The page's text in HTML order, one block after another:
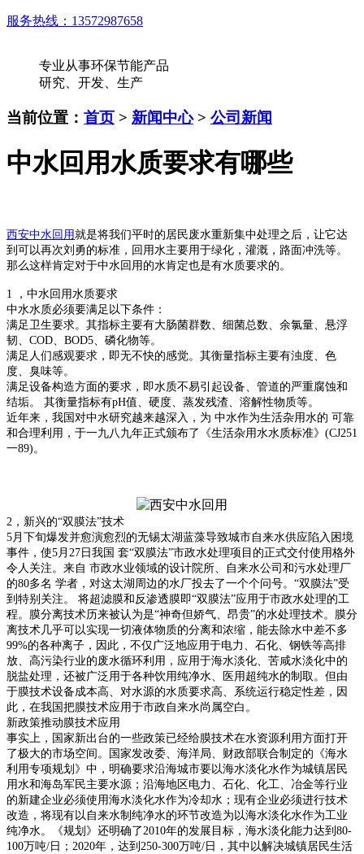
服务热线： 13572987658
专业从事环保节能产品
研究、开发、生产
当前位置： 首页 > 新闻中心> 公司新闻
中水回用水质要求有哪些
西安中水回用就是将我们平时的居民废水重新集中处理之后，让它达
到可以再次刘勇的标准，回用水主要用于绿化，灌溉，路面冲洗等。
那么这样肯定对于中水回用的水肯定也是有水质要求的。
1 ，中水回用水质要求
中水水质必须要满足以下条件：
满足卫生要求。其指标主要有大肠菌群数、细菌总数、余氯量、悬浮
韧、COD、BOD5、磷化物等。
满足人们感观要求，即无不快的感觉。其衡量指标主要有浊度、色
度、臭味等。
满足设备构造方面的要求，即水质不易引起设备、管道的严重腐蚀和
结垢。 其衡量指标有pH值、硬度、蒸发残渣、溶解性物质等。
近年来，我国对中水研究越来越深入，为 中水作为生活杂用水的 可靠
和合理利用，于一九八九年正式颁布了《生活杂用水水质标准》(CJ251
一89)。
2，新兴的“双膜法”技术
5月下旬爆发并愈演愈烈的无锡太湖蓝藻导致城市自来水供应陷入困境
事件，使5月27日我国 套“双膜法”市政水处理项目的正式交付使用格外
令人关注。来自 市政水业领域的设计院所、自来水公司和污水处理厂
的80多名 学者，对这太湖周边的水厂投去了一个个问号。“双膜法”受
到特别关注。 将超滤膜和反渗透膜即“双膜法”应用于市政水处理的工
程。膜分离技术历来被认为是“神奇但娇气、昂贵”的水处理技术。膜分
离技术几乎可以实现一切液体物质的分离和浓缩，能去除水中差不多
99%的各种离子，因此，不仅广泛地应用于电力、石化、钢铁等高排
放、高污染行业的废水循环利用，应用于海水淡化、苦咸水淡化中的
脱盐处理，还被广泛用于各种饮用纯净水、医用超纯水的制取。但由
于膜技术设备成本高、对水源的水质要求高、系统运行稳定性差，因
此，在我国把膜技术应用于市政自来水尚属空白。
新政策推动膜技术应用
事实上，国家新出台的一些政策已经给膜技术在水资源利用方面打开
了极大的市场空间。国家发改委、海洋局、财政部联合制定的《海水
利用专项规划》中，明确要求沿海城市要以海水淡化水作为城镇居民
用水和海岛军民主要水源；沿海地区电力、石化、化工、冶金等行业
的新建企业必须使用海水淡化水作为冷却水；现有企业必须进行技术
改造，将现有以自来水制纯净水的环节改造为以海水淡化水作为工业
纯净水。《规划》还明确了2010年的发展目标，海水淡化能力达到80-
100万吨/日；2020年，达到250-300万吨/日，其中以解决城镇居民生活